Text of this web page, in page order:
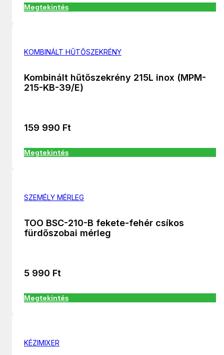
Megtekintés
KOMBINÁLT HŰTŐSZEKRÉNY
Kombinált hűtőszekrény 215L inox (MPM-
215-KB-39/E)
159 990 Ft
Megtekintés
SZEMÉLY MÉRLEG
TOO BSC-210-B fekete-fehér csíkos
fürdőszobai mérleg
5 990 Ft
Megtekintés
KÉZIMIXER